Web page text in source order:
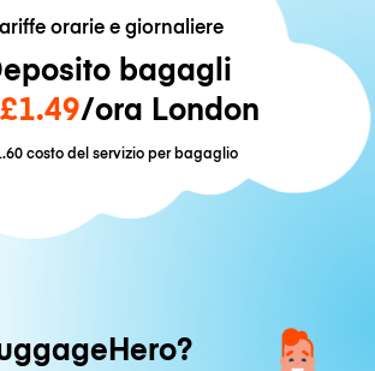
orarie e giornaliere
bagagli
£1.49/ora London
costo del servizio per bagaglio